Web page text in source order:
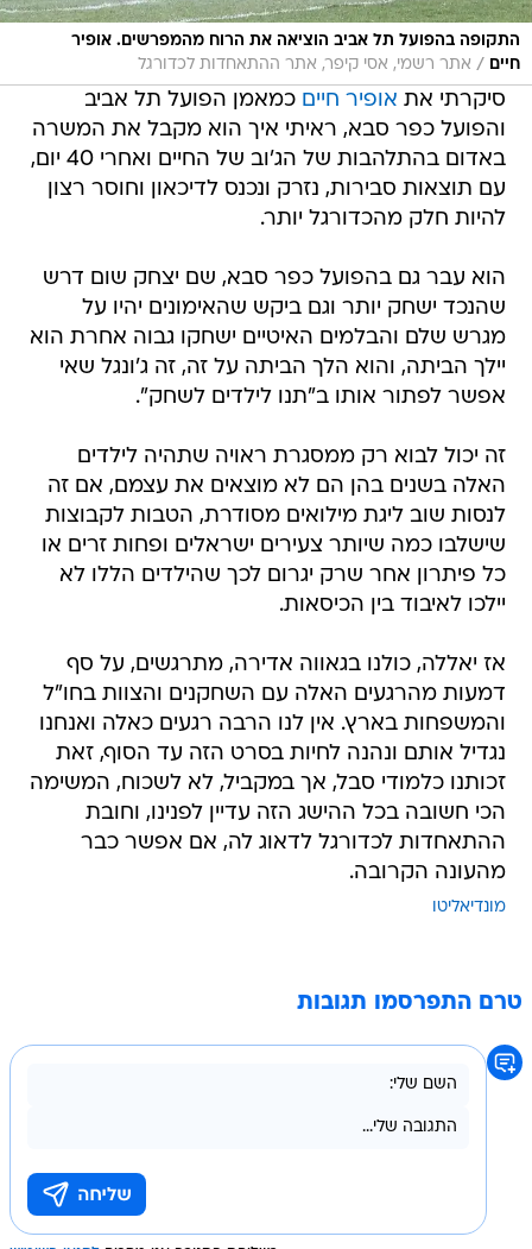
התקופה בהפועל תל אביב הוציאה את הרוח מהמפרשים. אופיר
חיים / אתר רשמי, אסי קיפר, אתר ההתאחדות לכדורגל
סיקרתי את אופיר חיים כמאמן הפועל תל אביב
והפועל כפר סבא, ראיתי איך הוא מקבל את המשרה
באדום בהתלהבות של הג'וב של החיים ואחרי 40 יום,
עם תוצאות סבירות, נזרק ונכנס לדיכאון וחוסר רצון
להיות חלק מהכדורגל יותר.
הוא עבר גם בהפועל כפר סבא, שם יצחק שום דרש
שהנכד ישחק יותר וגם ביקש שהאימונים יהיו על
מגרש שלם והבלמים האיטיים ישחקו גבוה אחרת הוא
יילך הביתה, והוא הלך הביתה על זה, זה ג'ונגל שאי
אפשר לפתור אותו ב"תנו לילדים לשחק".
זה יכול לבוא רק ממסגרת ראויה שתהיה לילדים
האלה בשנים בהן הם לא מוצאים את עצמם, אם זה
לנסות שוב ליגת מילואים מסודרת, הטבות לקבוצות
שישלבו כמה שיותר צעירים ישראלים ופחות זרים או
כל פיתרון אחר שרק יגרום לכך שהילדים הללו לא
יילכו לאיבוד בין הכיסאות.
אז יאללה, כולנו בגאווה אדירה, מתרגשים, על סף
דמעות מהרגעים האלה עם השחקנים והצוות בחו"ל
והמשפחות בארץ. אין לנו הרבה רגעים כאלה ואנחנו
נגדיל אותם ונהנה לחיות בסרט הזה עד הסוף, זאת
זכותנו כלמודי סבל, אך במקביל, לא לשכוח, המשימה
הכי חשובה בכל ההישג הזה עדיין לפנינו, וחובת
ההתאחדות לכדורגל לדאוג לה, אם אפשר כבר
מהעונה הקרובה.
מונדיאליטו
טרם התפרסמו תגובות